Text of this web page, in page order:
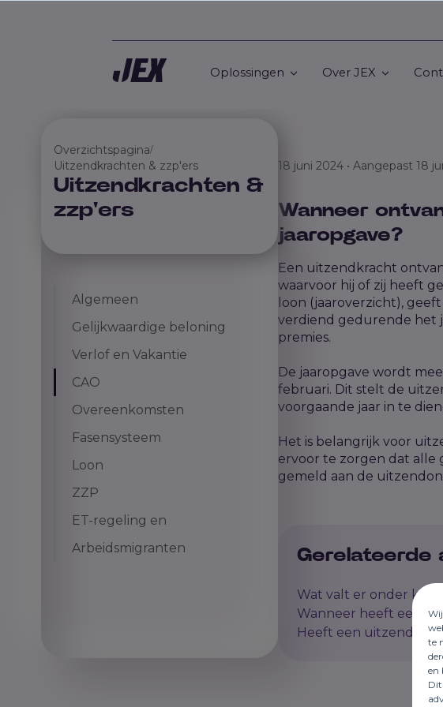
te
en
Oplossingen Over JEX
Overzichtspagina/
Uitzendkrachten & zzp'ers
Uitzendkrachten &
zzp'ers
Algemeen
Gelijkwaardige beloning
Verlof en Vakantie
CAO
Overeenkomsten
Fasensysteem
Loon
ZZP
ET-regeling en
Arbeidsmigranten
18 juni 2024 • Aangepast 18
Wanneer
jaaropgave?
Een uitzendkracht
waarvoor hij of zij heeft
loon (jaaroverzicht),
verdiend gedurende het
premies.
De jaaropgave wordt
februari. Dit stelt de
voorgaande jaar in te
Het is belangrijk voor
ervoor te zorgen dat alle
gemeld aan de
Gerelateerde
Wat valt er onder
Wanneer heeft een
Heeft een